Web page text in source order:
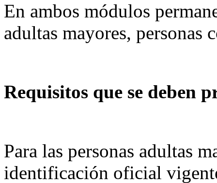
En ambos módulos
adultas mayores, personas
Requisitos que se deben
Para las personas adultas
identificación oficial